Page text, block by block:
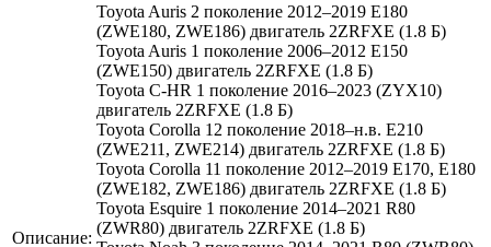
Описание:
Toyota Auris 2 поколение 2012–2019 E180
(ZWE180, ZWE186) двигатель 2ZRFXE (1.8 Б)
Toyota Auris 1 поколение 2006–2012 E150
(ZWE150) двигатель 2ZRFXE (1.8 Б)
Toyota C-HR 1 поколение 2016–2023 (ZYX10)
двигатель 2ZRFXE (1.8 Б)
Toyota Corolla 12 поколение 2018–н.в. E210
(ZWE211, ZWE214) двигатель 2ZRFXE (1.8 Б)
Toyota Corolla 11 поколение 2012–2019 E170, E180
(ZWE182, ZWE186) двигатель 2ZRFXE (1.8 Б)
Toyota Esquire 1 поколение 2014–2021 R80
(ZWR80) двигатель 2ZRFXE (1.8 Б)